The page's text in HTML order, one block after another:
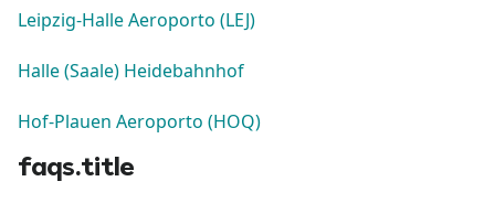
Leipzig-Halle Aeroporto (LEJ)
Halle (Saale) Heidebahnhof
Hof-Plauen Aeroporto (HOQ)
faqs.title